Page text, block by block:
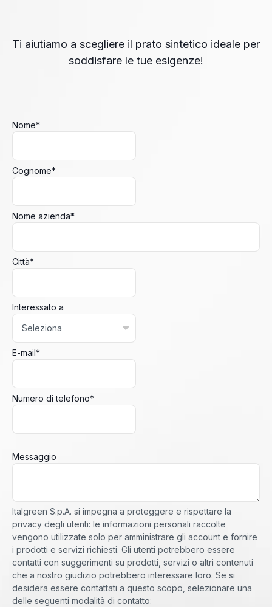
Ti aiutiamo a scegliere il prato sintetico ideale per
soddisfare le tue esigenze!
Nome*
Cognome*
Nome azienda*
Città*
Interessato a
E-mail *
Numero di telefono*
Messaggio
Italgreen S.p.A. si impegna a proteggere e rispettare la
privacy degli utenti: le informazioni personali raccolte
vengono utilizzate solo per amministrare gli account e fornire
i prodotti e servizi richiesti. Gli utenti potrebbero essere
contatti con suggerimenti su prodotti, servizi o altri contenuti
che a nostro giudizio potrebbero interessare loro. Se si
desidera essere contattati a questo scopo, selezionare una
delle seguenti modalità di contatto: